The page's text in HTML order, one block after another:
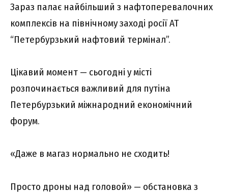
Зараз палає найбільший з нафтоперевалочних
комплексів на північному заході росії АТ
“Петербурзький нафтовий термінал”.
Цікавий момент — сьогодні у місті
розпочинається важливий для путіна
Петербурзький міжнародний економічний
форум.
«Даже в магаз нормально не сходить!
Просто дроны над головой» — обстановка з